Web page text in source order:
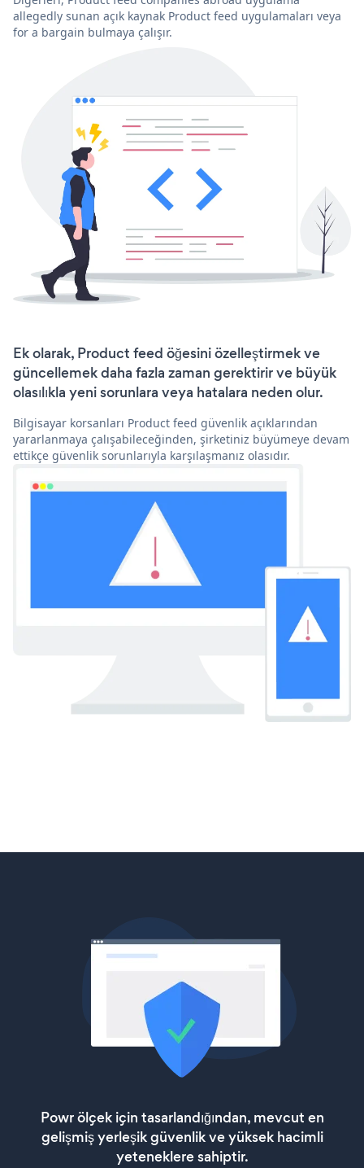
allegedly sunan açık kaynak Product feed uygulamaları veya
for a bargain bulmaya çalışır.
Ek olarak, Product feed öğesini özelleştirmek ve
güncellemek daha fazla zaman gerektirir ve büyük
olasılıkla yeni sorunlara veya hatalara neden olur.
Bilgisayar korsanları Product feed güvenlik açıklarından
yararlanmaya çalışabileceğinden, şirketiniz büyümeye devam
ettikçe güvenlik sorunlarıyla karşılaşmanız olasıdır.
Powr ölçek için tasarlandığından, mevcut en
gelişmiş yerleşik güvenlik ve yüksek hacimli
yeteneklere sahiptir.